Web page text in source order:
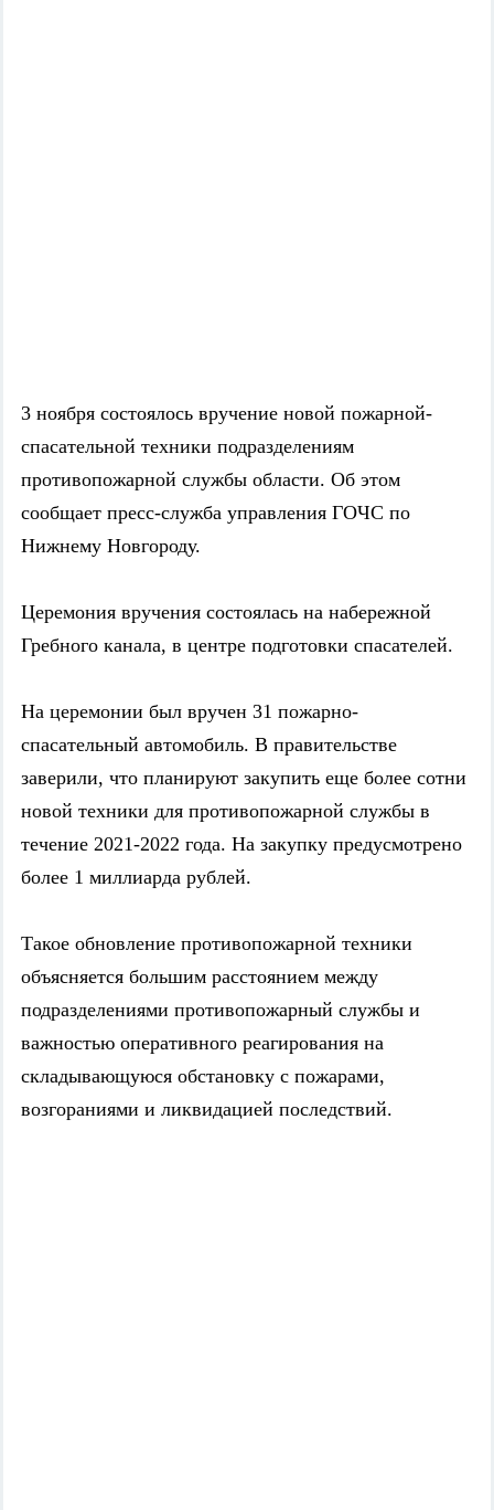
3 ноября состоялось вручение новой пожарной-
спасательной техники подразделениям
противопожарной службы области. Об этом
сообщает пресс-служба управления ГОЧС по
Нижнему Новгороду.
Церемония вручения состоялась на набережной
Гребного канала, в центре подготовки спасателей.
На церемонии был вручен 31 пожарно-
спасательный автомобиль. В правительстве
заверили, что планируют закупить еще более сотни
новой техники для противопожарной службы в
течение 2021-2022 года. На закупку предусмотрено
более 1 миллиарда рублей.
Такое обновление противопожарной техники
объясняется большим расстоянием между
подразделениями противопожарный службы и
важностью оперативного реагирования на
складывающуюся обстановку с пожарами,
возгораниями и ликвидацией последствий.